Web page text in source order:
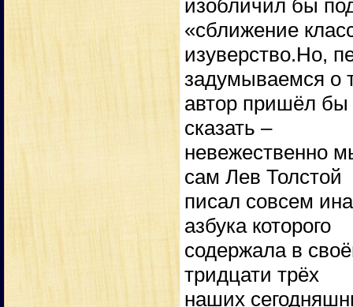
изобличил бы
«сближение
изуверство.Но,
задумываемся о
автор пришёл бы
сказать –
невежественно
сам Лев Толстой
писал совсем
азбука которого
содержала в
тридцати трёх
наших